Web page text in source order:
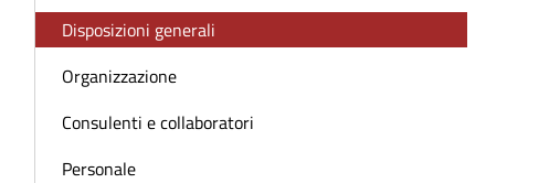
Disposizioni generali
Organizzazione
Consulenti e collaboratori
Personale